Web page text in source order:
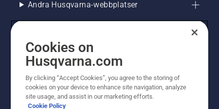
Andra Husqvarna-webbplatser
Cookies on
Husqvarna.com
By clicking “Accept Cookies”, you agree to the storing of
cookies on your device to enhance site navigation, analyze
site usage, and assist in our marketing efforts.
Cookie Policy